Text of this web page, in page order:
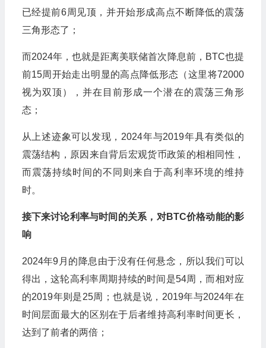
已经提前6周见顶，并开始形成高点不断降低的震荡
三角形态了；
而2024年，也就是距离美联储首次降息前，BTC也提
前15周开始走出明显的高点降低形态（这里将72000
视为双顶），并在目前形成一个潜在的震荡三角形
态；
从上述迹象可以发现，2024年与2019年具有类似的
震荡结构，原因来自背后宏观货币政策的相相同性，
而震荡持续时间的不同则来自于高利率环境的维持
时。
接下来讨论利率与时间的关系，对BTC价格动能的影
响
2024年9月的降息由于没有任何悬念，所以我们可以
得出，这轮高利率周期持续的时间是54周，而相对应
的2019年则是25周；也就是说，2019年与2024年在
时间层面最大的区别在于后者维持高利率时间更长，
达到了前者的两倍；